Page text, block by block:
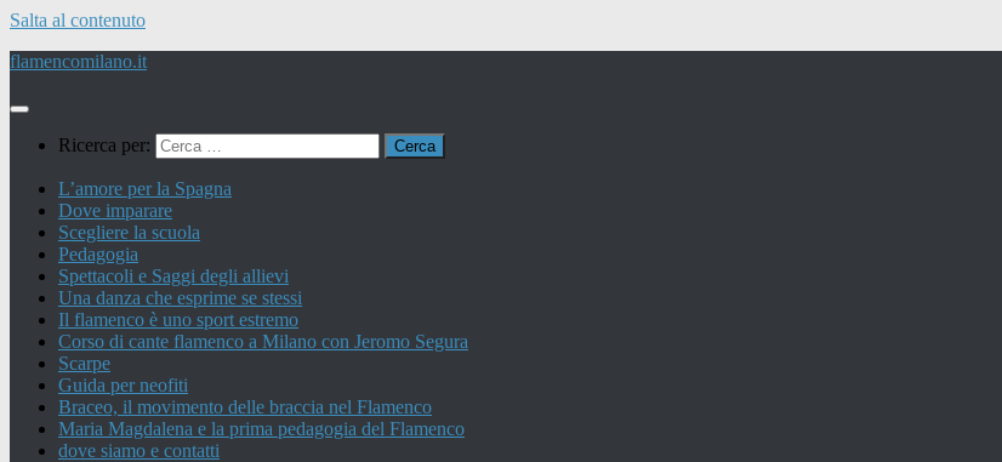
Salta al contenuto
flamencomilano.it
Ricerca per:
L’amore per la Spagna
Dove imparare
Scegliere la scuola
Pedagogia
Spettacoli e Saggi degli allievi
Una danza che esprime se stessi
Il flamenco è uno sport estremo
Corso di cante flamenco a Milano con Jeromo Segura
Scarpe
Guida per neofiti
Braceo, il movimento delle braccia nel Flamenco
Maria Magdalena e la prima pedagogia del Flamenco
dove siamo e contatti